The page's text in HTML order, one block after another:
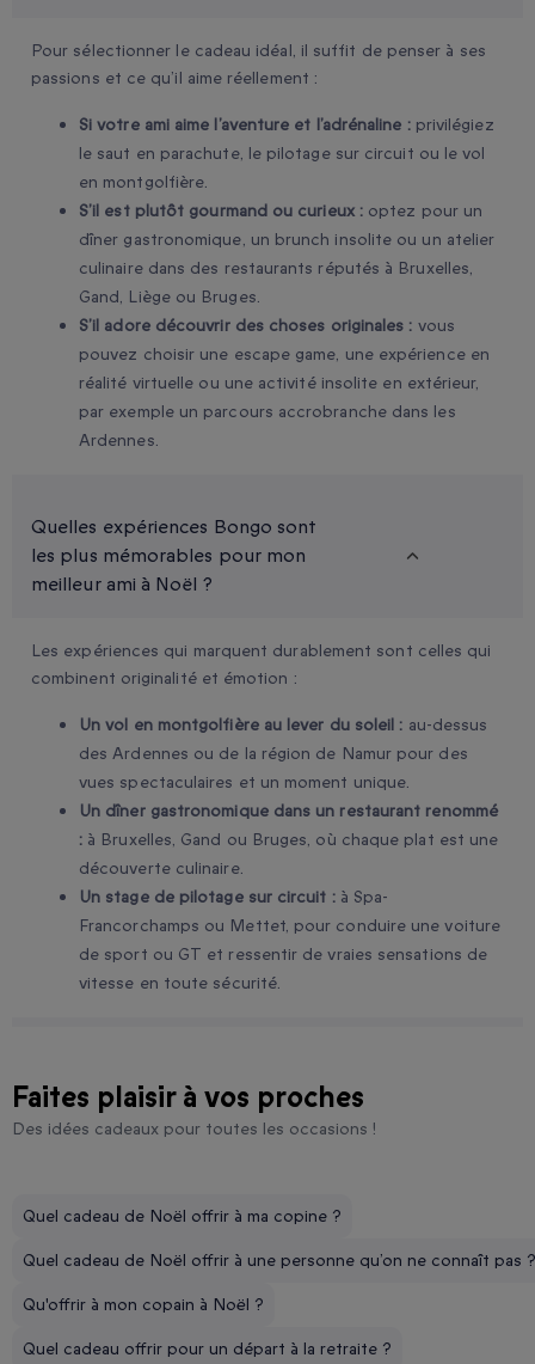
Pour sélectionner le cadeau idéal, il suffit de penser à ses
passions et ce qu’il aime réellement :
Si votre ami aime l’aventure et l’adrénaline :privilégiez
le saut en parachute, le pilotage sur circuit ou le vol
en montgolfière.
S’il est plutôt gourmand ou curieux :optez pour un
dîner gastronomique, un brunch insolite ou un atelier
culinaire dans des restaurants réputés à Bruxelles,
Gand, Liège ou Bruges.
S’il adore découvrir des choses originales : vous
pouvez choisir une escape game, une expérience en
réalité virtuelle ou une activité insolite en extérieur,
par exemple un parcours accrobranche dans les
Ardennes.
Quelles expériences Bongo sont
les plus mémorables pour mon
meilleur ami à Noël ?
Les expériences qui marquent durablement sont celles qui
combinent originalité et émotion :
Un vol en montgolfière au lever du soleil : au-dessus
des Ardennes ou de la région de Namur pour des
vues spectaculaires et un moment unique.
Un dîner gastronomique dans un restaurant renommé
: à Bruxelles, Gand ou Bruges, où chaque plat est une
découverte culinaire.
Un stage de pilotage sur circuit :à Spa-
Francorchamps ou Mettet, pour conduire une voiture
de sport ou GT et ressentir de vraies sensations de
vitesse en toute sécurité.
Faites plaisir à vos proches
Des idées cadeaux pour toutes les occasions !
Quel cadeau de Noël offrir à ma copine ?
Quel cadeau de Noël offrir à une personne qu’on ne connaît pas ?
Qu'offrir à mon copain à Noël ?
Quel cadeau offrir pour un départ à la retraite ?